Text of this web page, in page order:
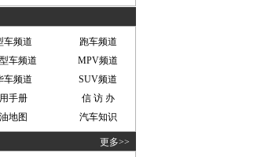
车频道
跑车频道
车频道
MPV频道
车频道
SUV频道
手册
信 访 办
地图 汽车知识
更多>>